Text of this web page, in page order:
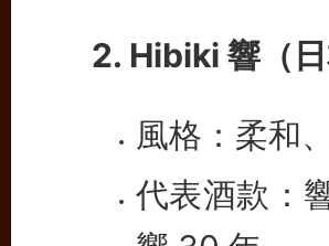
2. Hibiki 響 （
風格：柔和
代表酒款：
響 30 年